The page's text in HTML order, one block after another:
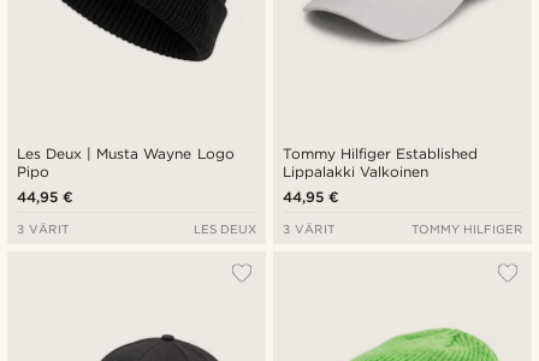
Les Deux | Musta Wayne Logo
Pipo
44,95 €
3 VÄRIT LES DEUX
Tommy Hilfiger Established
Lippalakki Valkoinen
44,95 €
3 VÄRIT TOMMY HILFIGER